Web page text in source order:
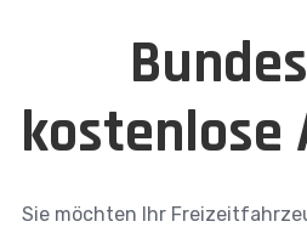
kostenlose
Sie möchten Ihr